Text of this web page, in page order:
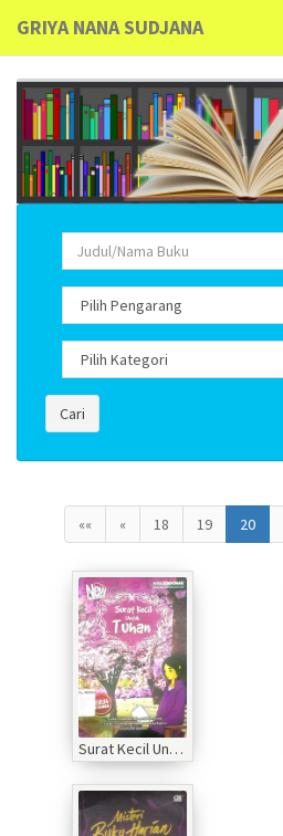
GRIYA NANA SUDJANA
Cari
«« « 18 19 20
Surat Kecil Untuk Tuhan